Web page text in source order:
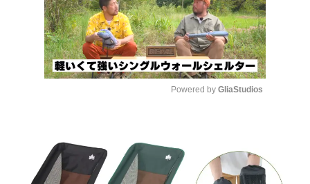
Powered by GliaStudios